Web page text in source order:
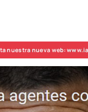
nuestra nueva web: